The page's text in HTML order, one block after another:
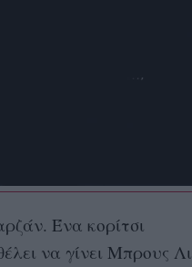
Ένα κορίτσι
να γίνει Μπρους Λι